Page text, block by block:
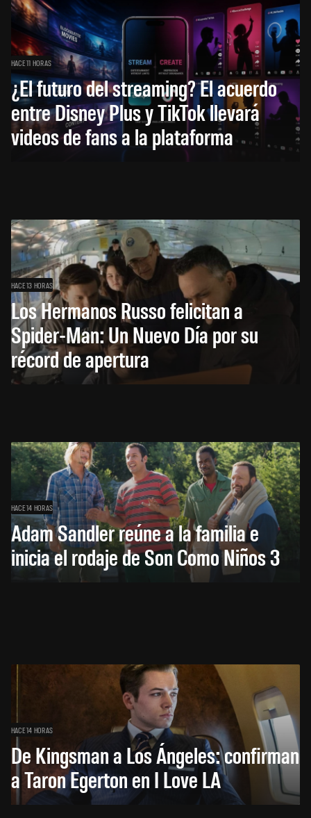
HACE 11 HORAS
¿El futuro del streaming? El acuerdo
entre Disney Plus y TikTok llevará
videos de fans a la plataforma
HACE 13 HORAS
Los Hermanos Russo felicitan a
Spider-Man: Un Nuevo Día por su
récord de apertura
HACE 14 HORAS
Adam Sandler reúne a la familia e
inicia el rodaje de Son Como Niños 3
HACE 14 HORAS
De Kingsman a Los Ángeles: confirman
a Taron Egerton en I Love LA